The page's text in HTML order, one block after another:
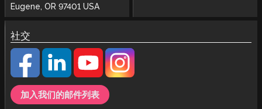
Eugene, OR 97401 USA
社交
加入我们的邮件列表